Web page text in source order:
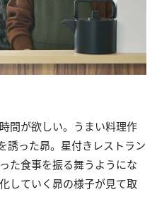
間が欲しい。うまい料理作
誘った昴。星付きレストラン
た食事を振る舞うようにな
していく昴の様子が見て取